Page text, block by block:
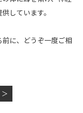
しています。
前に、どうぞ一度ご相
＞